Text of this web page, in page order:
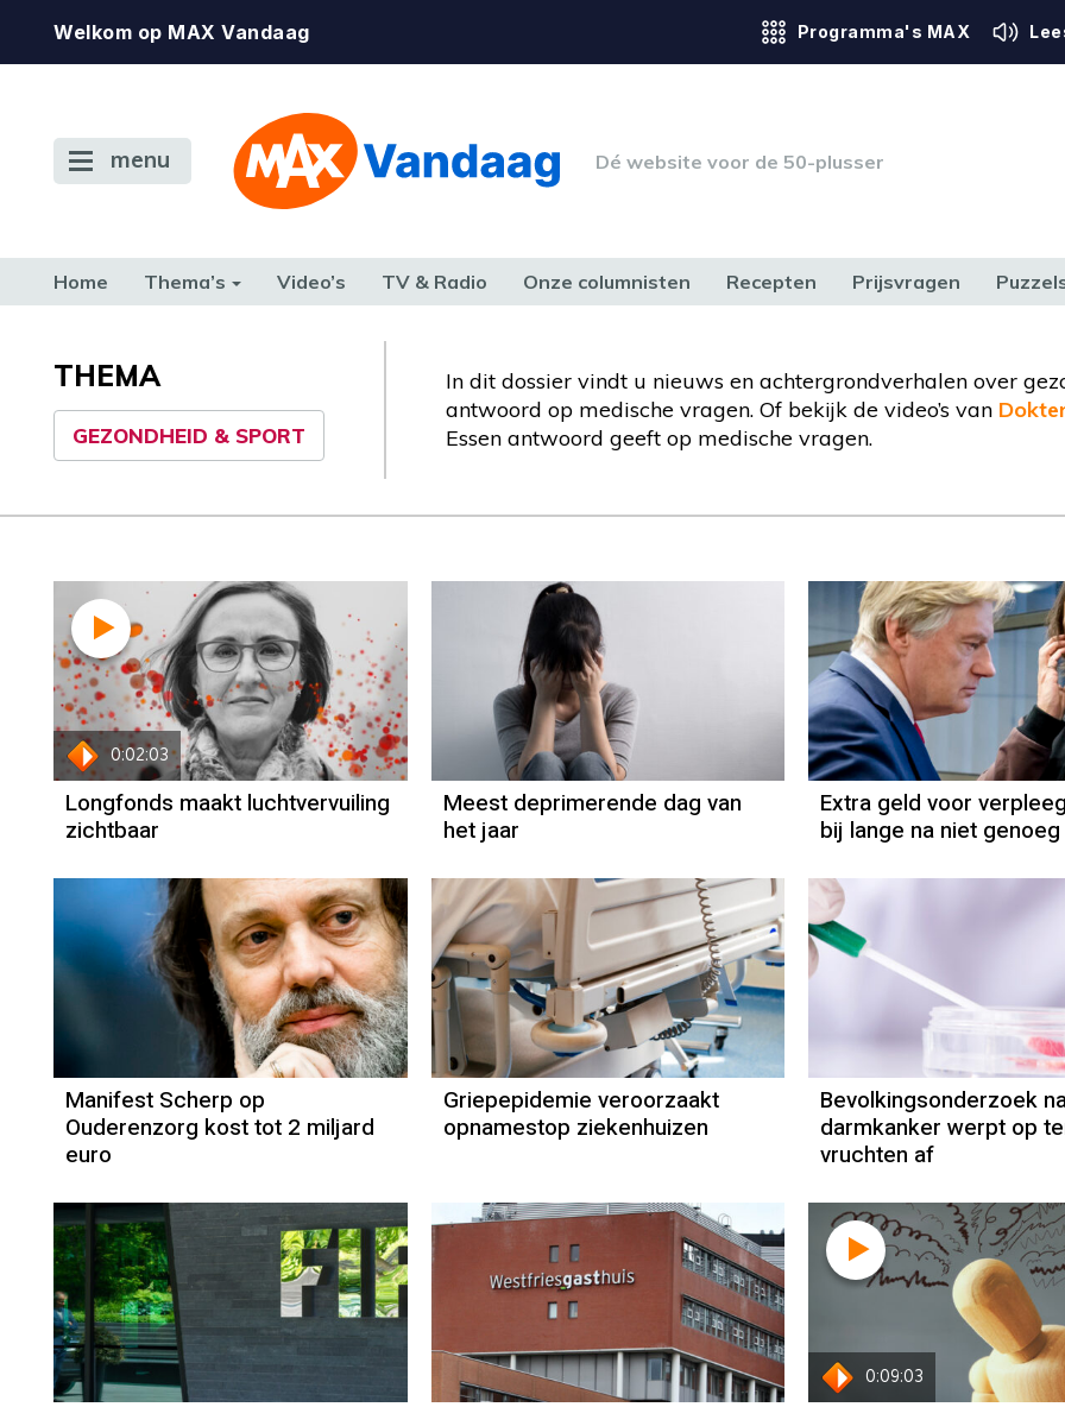
Welkom op MAX Vandaag Programma's MAX
menu Dé website voor de 50-plusser
Home Thema’s Video’s TV & Radio Onze columnisten Recepten Prijsvragen
TERUG NAAR TOEN
THEMA
GEZONDHEID & SPORT
In dit dossier vindt u nieuws en achtergrondverhalen over
antwoord op medische vragen. Of bekijk de video’s van
Essen antwoord geeft op medische vragen.
0:02:03
Longfonds maakt luchtvervuiling
zichtbaar
Meest deprimerende dag van
het jaar
Extra geld voor
bij lange na niet genoeg
Manifest Scherp op
Ouderenzorg kost tot 2 miljard
euro
Griepepidemie veroorzaakt
opnamestop ziekenhuizen
Bevolkingsonderzoek
darmkanker werpt op
vruchten af
0:09:03